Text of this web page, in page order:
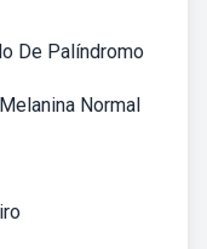
De Palíndromo
Normal